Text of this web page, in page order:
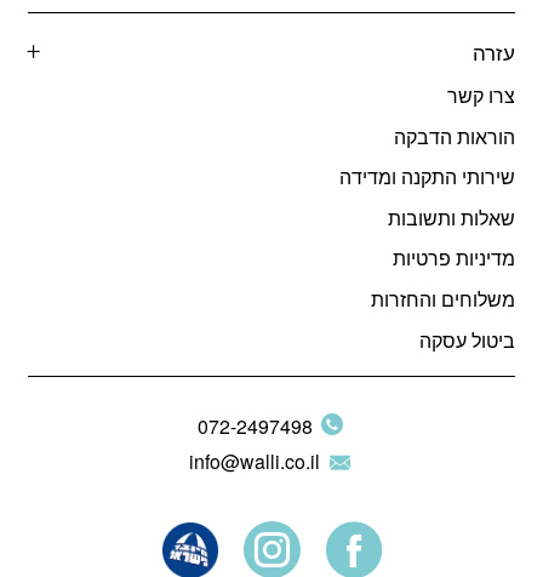
עזרה
צרו קשר
הוראות הדבקה
שירותי התקנה ומדידה
שאלות ותשובות
מדיניות פרטיות
משלוחים והחזרות
ביטול עסקה
072-2497498
info@walli.co.il